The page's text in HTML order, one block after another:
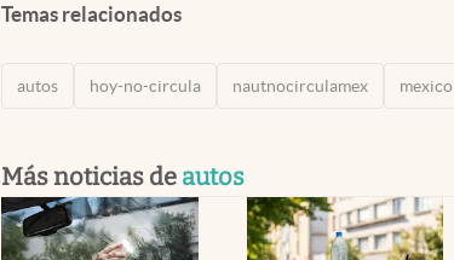
Temas relacionados
autos hoy-no-circula nautnocirculamex mexico
Más noticias de autos